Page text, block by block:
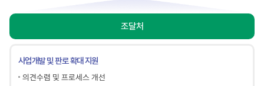
조달처
사업개발 및 판로 확대 지원
의견수렴 및 프로세스 개선